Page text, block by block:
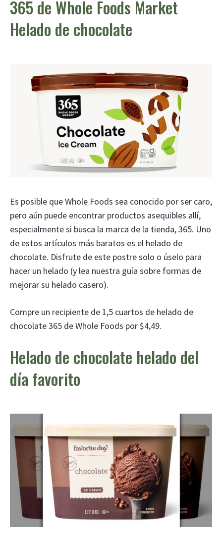
365 de Whole Foods Market
Helado de chocolate
Es posible que Whole Foods sea conocido por ser caro,
pero aún puede encontrar productos asequibles allí,
especialmente si busca la marca de la tienda, 365. Uno
de estos artículos más baratos es el helado de
chocolate. Disfrute de este postre solo o úselo para
hacer un helado (y lea nuestra guía sobre formas de
mejorar su helado casero).
Compre un recipiente de 1,5 cuartos de helado de
chocolate 365 de Whole Foods por $4,49.
Helado de chocolate helado del
día favorito